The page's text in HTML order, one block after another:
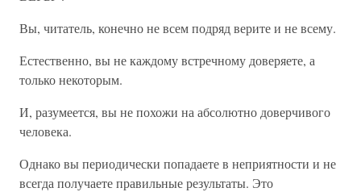
Вы, читатель, конечно не всем подряд верите и не всему.
Естественно, вы не каждому встречному доверяете, а
только некоторым.
И, разумеется, вы не похожи на абсолютно доверчивого
человека.
Однако вы периодически попадаете в неприятности и не
всегда получаете правильные результаты. Это